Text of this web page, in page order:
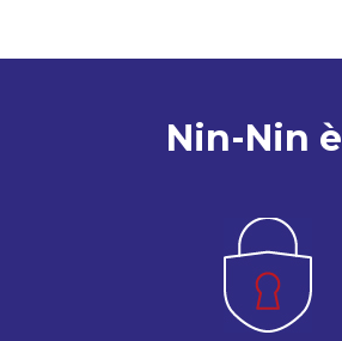
Nin-Nin è